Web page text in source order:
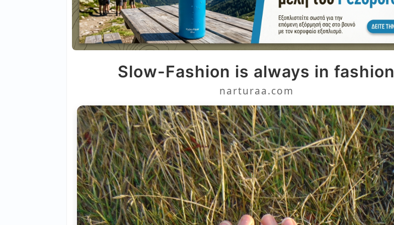
Slow-Fashion is always in fashion
narturaa.com